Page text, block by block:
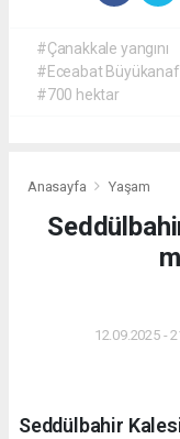
#Çanakkale yangını
#Eceabat
#700 hektar
Anasayfa Yaşam
12.09.2025 -
Seddülbahir